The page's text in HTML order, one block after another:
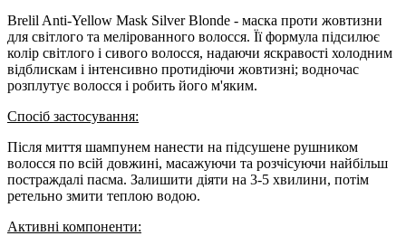
Brelil Anti-Yellow Mask Silver Blonde - маска проти жовтизни
для світлого та мелірованного волосся. Її формула підсилює
колір світлого і сивого волосся, надаючи яскравості холодним
відблискам і інтенсивно протидіючи жовтизні; водночас
розплутує волосся і робить його м'яким.
Спосіб застосування:
Після миття шампунем нанести на підсушене рушником
волосся по всій довжині, масажуючи та розчісуючи найбільш
постраждалі пасма. Залишити діяти на 3-5 хвилини, потім
ретельно змити теплою водою.
Активні компоненти: